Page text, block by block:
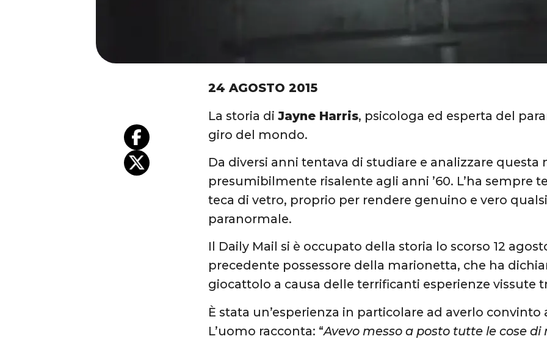
24 AGOSTO 2015
La storia diJayne Harris, psicologa ed esperta del
giro del mondo.
Da diversi anni tentava di studiare e analizzare
presumibilmente risalente agli anni ’60. L’ha sempre
teca di vetro, proprio per rendere genuino e vero
paranormale.
Il Daily Mail si è occupato della storia lo scorso 12
precedente possessore della marionetta, che ha
giocattolo a causa delle terrificanti esperienze vissute
È stata un’esperienza in particolare ad averlo
L’uomo racconta: “Avevo messo a posto tutte le cose